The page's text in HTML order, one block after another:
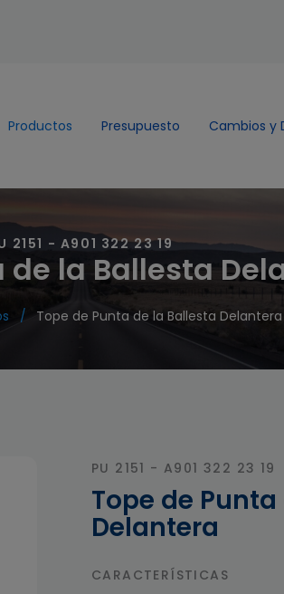
Productos Presupuesto Cambios y
2151 - A901 322 23 19
de la Ballesta
Tope de Punta de la Ballesta Delantera
PU 2151 - A901 322 23 19
Tope de
Delantera
CARACTERÍSTICAS